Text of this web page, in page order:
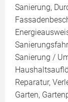
Sanierung,
Sanierung /
Reparatur,
Garten,